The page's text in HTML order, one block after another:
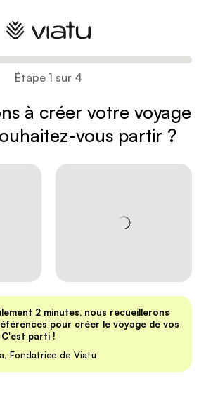
Étape 1 sur 4
à créer votre voyage
vous partir ?
2 minutes, nous recueillerons
pour créer le voyage de vos
C'est parti !
Fondatrice de Viatu